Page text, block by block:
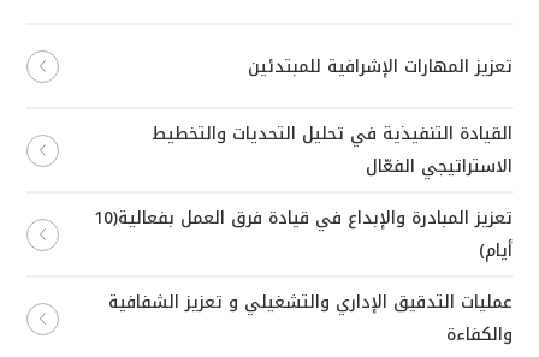
تعزيز المهارات الإشرافية للمبتدئين
القيادة التنفيذية في تحليل التحديات والتخطيط
الاستراتيجي الفعّال
تعزيز المبادرة والإبداع في قيادة فرق العمل بفعالية(10
أيام)
عمليات التدقيق الإداري والتشغيلي و تعزيز الشفافية
والكفاءة